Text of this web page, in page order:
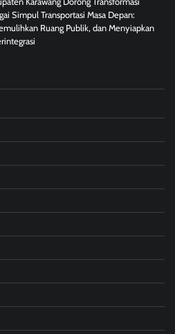
Simpul Transportasi Masa Depan:
Ruang Publik, dan Menyiapkan